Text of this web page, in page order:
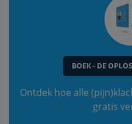
BOEK - DE
Ontdek hoe alle
gratis